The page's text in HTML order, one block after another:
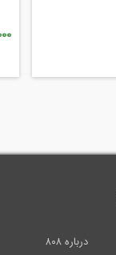
درباره ۸۰۸